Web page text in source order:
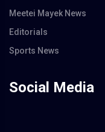
Meetei Mayek News
Editorials
Sports News
Social Media